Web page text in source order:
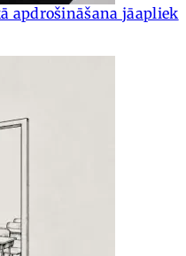
apdrošināšana jāapliek